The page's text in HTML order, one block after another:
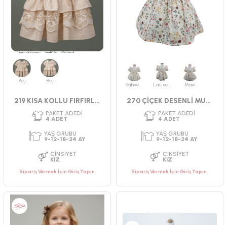
PAKET ADEDI
YAŞ GRUBU
2-3-4-5 YAŞ
CINSIYET
KIZ
PAKET ADEDI
9-12-18-24 AY
CINSIYET
KIZ
Bej Bej
219 KISA KOLLU FIRFIRLI ELBİSE
Sipariş Vermek İçin Giriş Yapın.
Kahverengi Lacivert Mavi
270 ÇİÇEK DESENLİ MUSLIN ELBİSE
Sipariş Vermek İçin Giriş Yapın.